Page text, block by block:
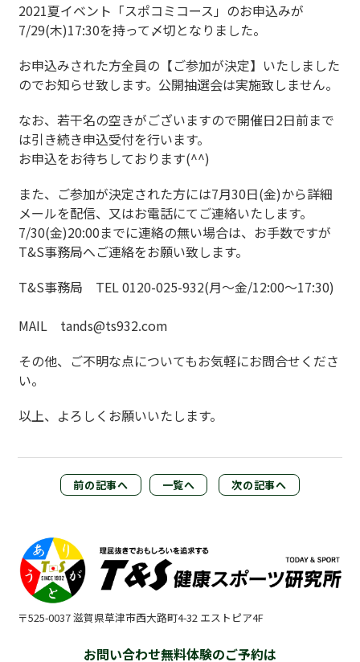
2021夏イベント「スポコミコース」のお申込みが
7/29(木)17:30を持って〆切となりました。
お申込みされた方全員の【ご参加が決定】いたしました
のでお知らせ致します。公開抽選会は実施致しません。
なお、若干名の空きがございますので開催日2日前まで
は引き続き申込受付を行います。
お申込をお待ちしております(^^)
また、ご参加が決定された方には7月30日(金)から詳細
メールを配信、又はお電話にてご連絡いたします。
7/30(金)20:00までに連絡の無い場合は、お手数ですが
T&S事務局へご連絡をお願い致します。
T&S事務局 TEL 0120-025-932(月～金/12:00～17:30)
MAIL tands@ts932.com
その他、ご不明な点についてもお気軽にお問合せくださ
い。
以上、よろしくお願いいたします。
前の記事へ 一覧へ 次の記事へ
〒525-0037 滋賀県草津市西大路町4-32 エストピア4F
お問い合わせ無料体験のご予約は